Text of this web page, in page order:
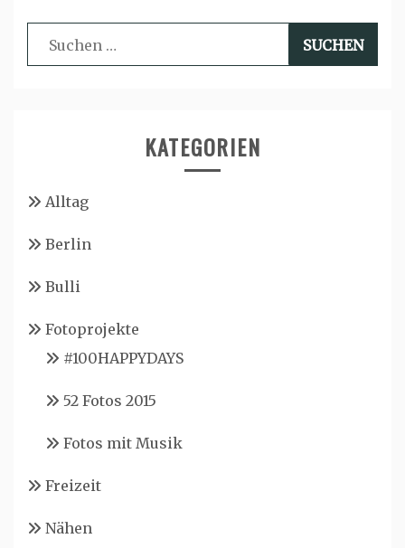
Suchen
nach:
KATEGORIEN
Alltag
Berlin
Bulli
Fotoprojekte
#100HAPPYDAYS
52 Fotos 2015
Fotos mit Musik
Freizeit
Nähen